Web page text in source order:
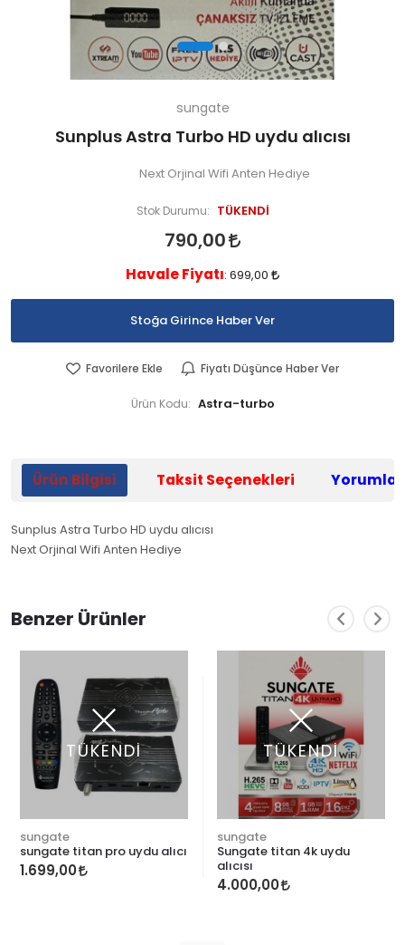
sungate
Sunplus Astra Turbo HD uydu alıcısı
Next Orjinal Wifi Anten Hediye
Stok Durumu: TÜKENDİ
790,00
Havale Fiyatı: 699,00
Stoğa Girince Haber Ver
Favorilere Ekle Fiyatı Düşünce Haber Ver
Ürün Kodu: Astra-turbo
Ürün Bilgisi Taksit Seçenekleri Yorumlar
Sunplus Astra Turbo HD uydu alıcısı
Next Orjinal Wifi Anten Hediye
Benzer Ürünler
TÜKENDİ
sungate
sungate titan pro uydu alıcı
1.699,00
TÜKENDİ
sungate
Sungate titan 4k uydu
alıcısı
4.000,00